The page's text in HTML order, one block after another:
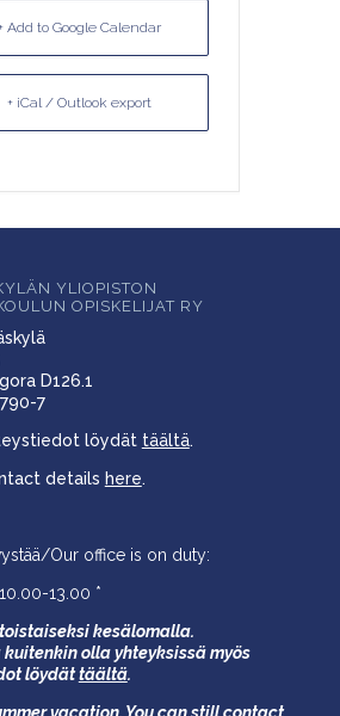
Add to Google Calendar
+ iCal / Outlook export
YLIOPISTON
OPISKELIJAT RY
D126.1
7
löydät täältä.
details here.
Our office is on duty:
13.00 *
kesälomalla.
olla yhteyksissä myös
löydättäältä.